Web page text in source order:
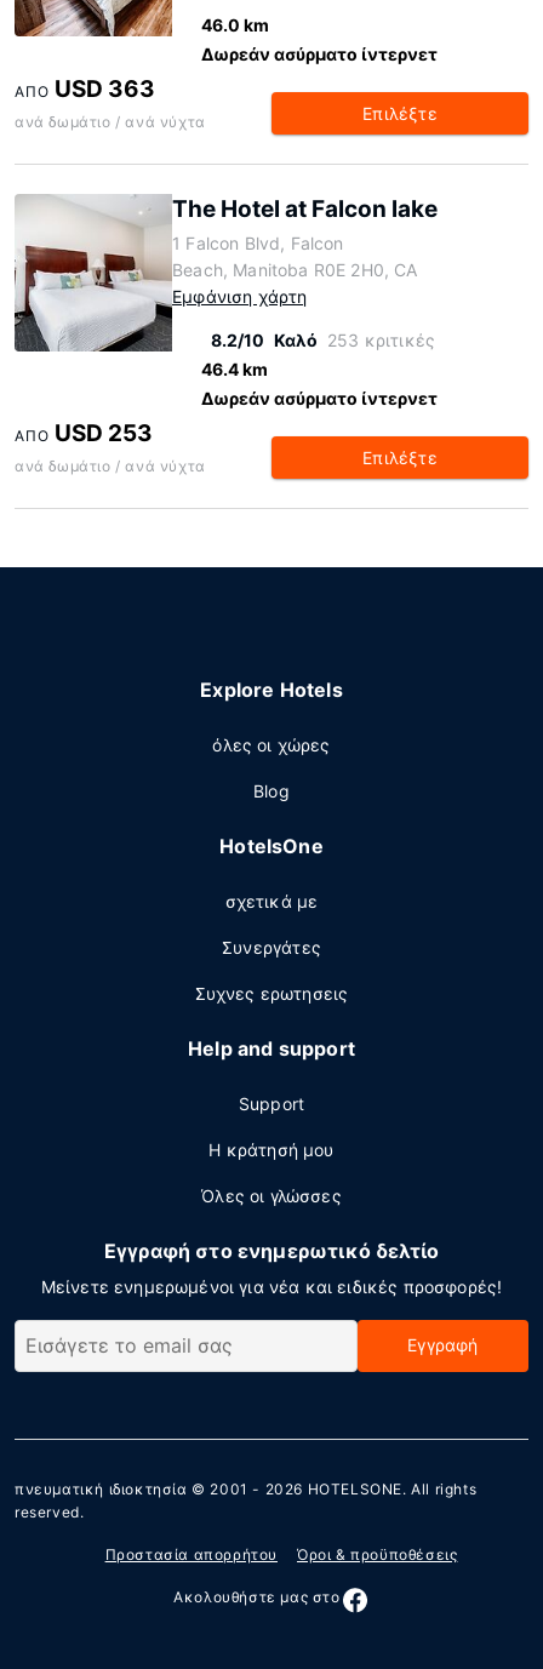
46.0 km
Δωρεάν ασύρματο ίντερνετ
ΑΠΌ USD 363
ανά δωμάτιο / ανά νύχτα Επιλέξτε
The Hotel at Falcon lake
1 Falcon Blvd, Falcon
Beach, Manitoba R0E 2H0, CA
Εμφάνιση χάρτη
8.2/10 Καλό 253 κριτικές
46.4 km
Δωρεάν ασύρματο ίντερνετ
ΑΠΌ USD 253
ανά δωμάτιο / ανά νύχτα Επιλέξτε
Explore Hotels
όλες οι χώρες
Blog
HotelsOne
σχετικά με
Συνεργάτες
Συχνες ερωτησεις
Help and support
Support
Η κράτησή μου
Όλες οι γλώσσες
Εγγραφή στο ενημερωτικό δελτίο
Μείνετε ενημερωμένοι για νέα και ειδικές προσφορές!
Εγγραφή
πνευματική ιδιοκτησία © 2001 - 2026 HOTELSONE. All rights
reserved.
Προστασία απορρήτου Όροι & προϋποθέσεις
Ακολουθήστε μας στο